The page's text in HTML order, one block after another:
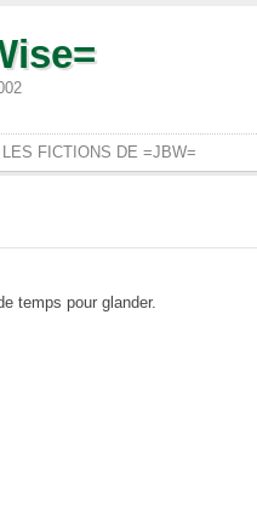
LES FICTIONS DE =JBW=
temps pour glander.